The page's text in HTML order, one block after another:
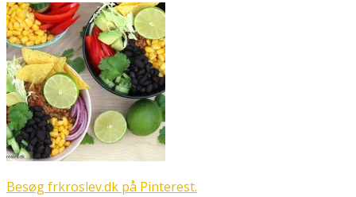
Besøg frkroslev.dk på Pinterest.